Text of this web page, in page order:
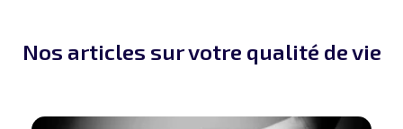
Nos articles sur votre qualité de vie